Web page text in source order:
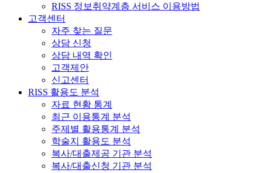
RISS 정보취약계층 서비스 이용방법
고객센터
자주 찾는 질문
상담 신청
상담 내역 확인
고객제안
신고센터
RISS 활용도 분석
자료 현황 통계
최근 이용통계 분석
주제별 활용통계 분석
학술지 활용도 분석
복사/대출제공 기관 분석
복사/대출신청 기관 분석